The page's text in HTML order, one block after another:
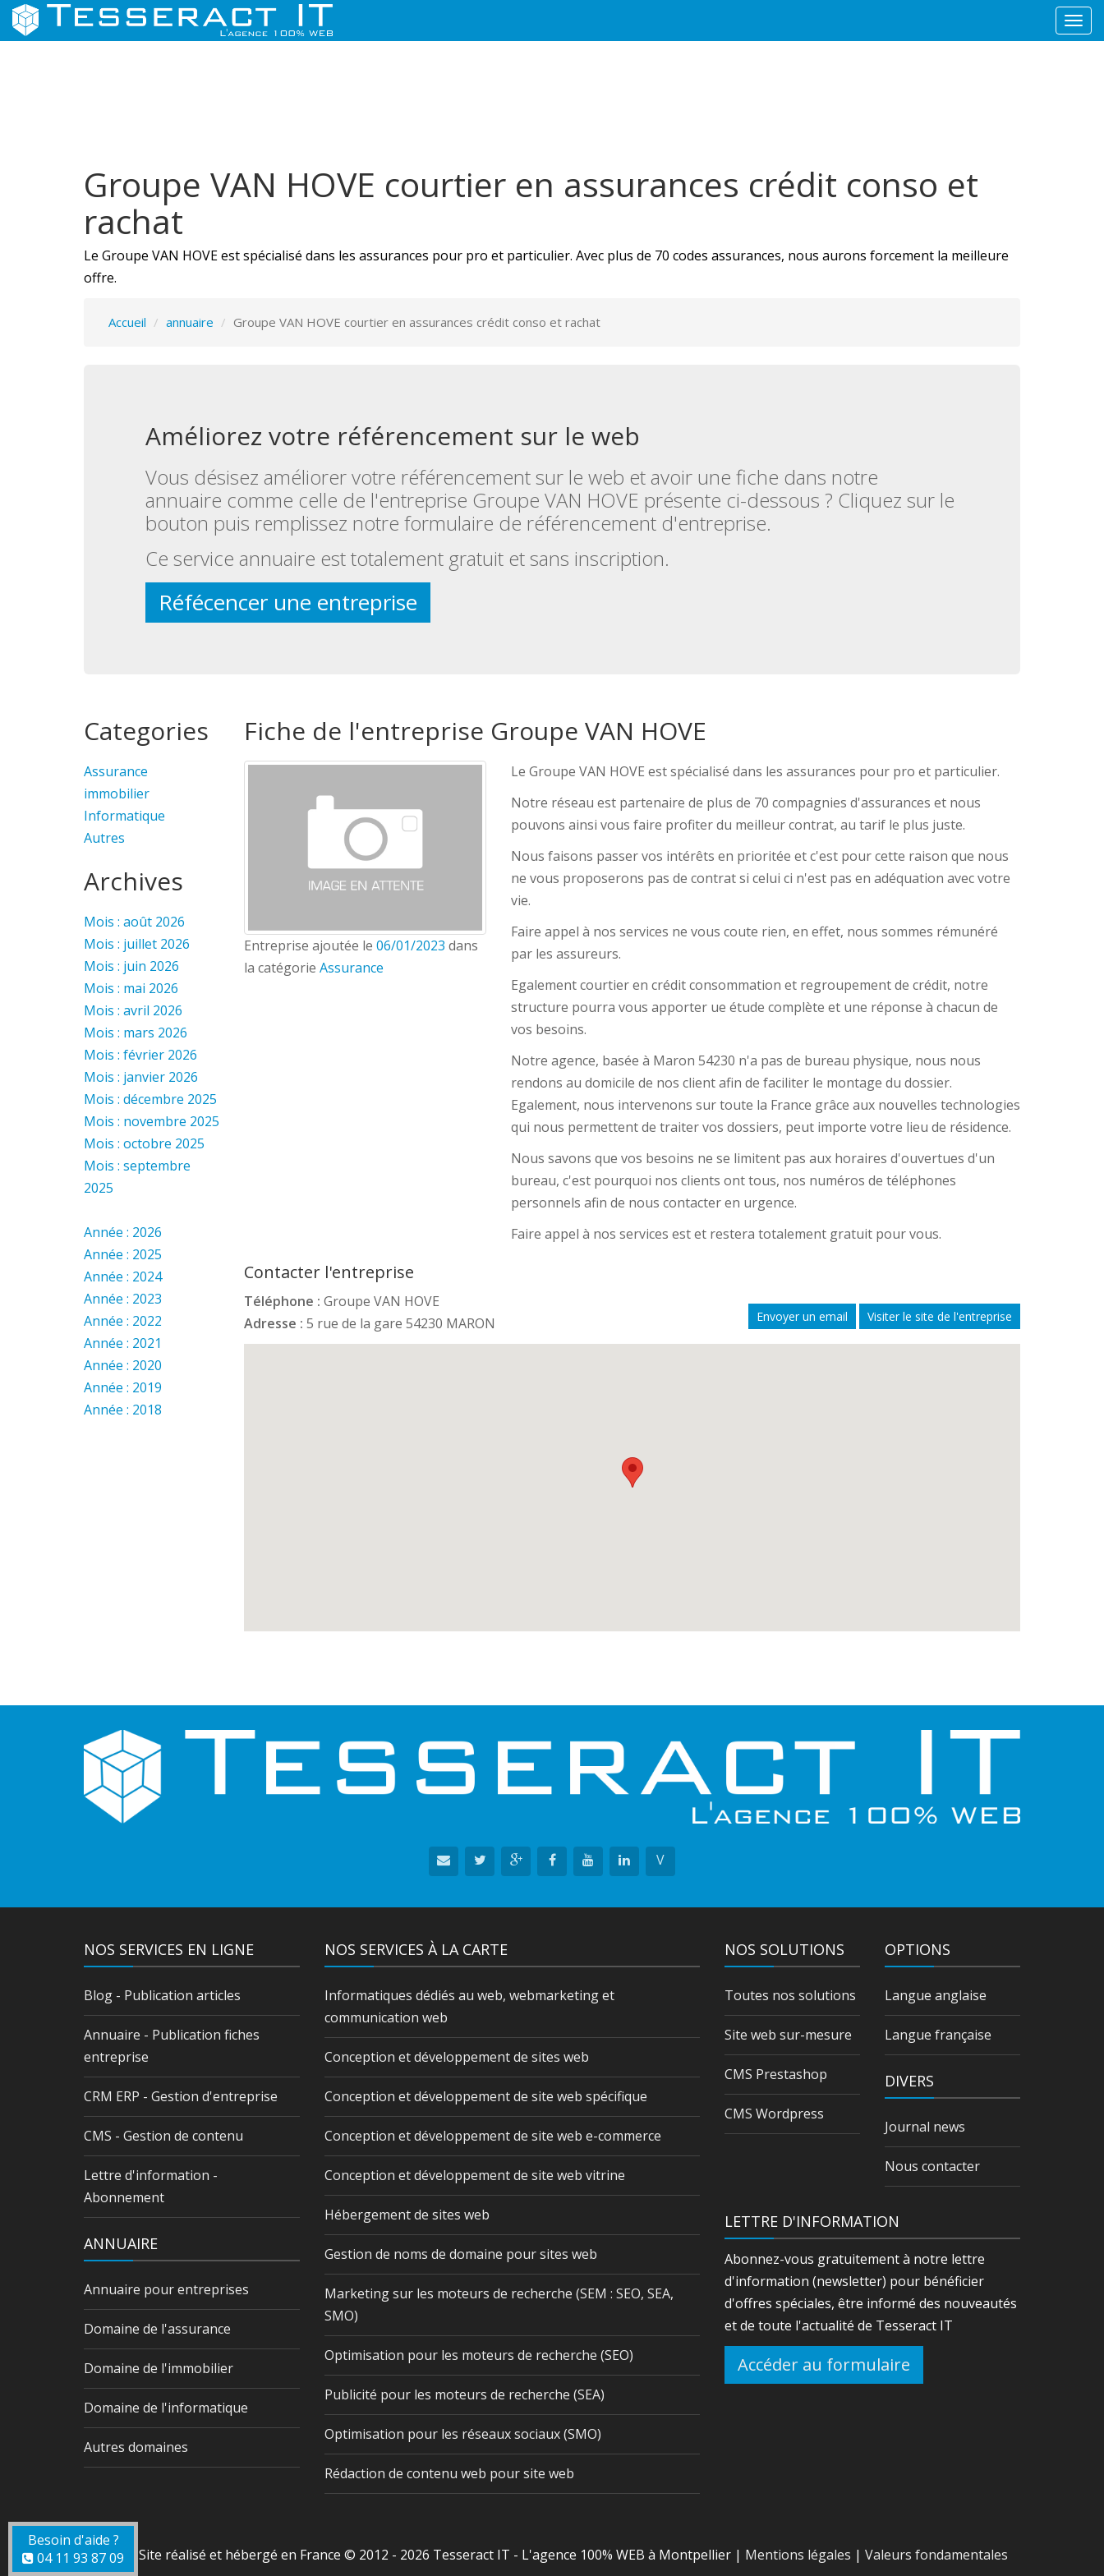
Groupe VAN HOVE courtier en assurances crédit conso et
rachat
Le Groupe VAN HOVE est spécialisé dans les assurances pour pro et particulier. Avec plus de 70 codes assurances, nous aurons forcement la meilleure
offre.
Accueil annuaire Groupe VAN HOVE courtier en assurances crédit conso et rachat
Améliorez votre référencement sur le web
Vous désisez améliorer votre référencement sur le web et avoir une fiche dans notre
annuaire comme celle de l'entreprise Groupe VAN HOVE présente ci-dessous ? Cliquez sur le
bouton puis remplissez notre formulaire de référencement d'entreprise.
Ce service annuaire est totalement gratuit et sans inscription.
Réfécencer une entreprise
Categories
Assurance
immobilier
Informatique
Autres
Archives
Mois : août 2026
Mois : juillet 2026
Mois : juin 2026
Mois : mai 2026
Mois : avril 2026
Mois : mars 2026
Mois : février 2026
Mois : janvier 2026
Mois : décembre 2025
Mois : novembre 2025
Mois : octobre 2025
Mois : septembre
2025
Année : 2026
Année : 2025
Année : 2024
Année : 2023
Année : 2022
Année : 2021
Année : 2020
Année : 2019
Année : 2018
Fiche de l'entreprise Groupe VAN HOVE
Entreprise ajoutée le 06/01/2023 dans
la catégorie Assurance
Le Groupe VAN HOVE est spécialisé dans les assurances pour pro et particulier.
Notre réseau est partenaire de plus de 70 compagnies d'assurances et nous
pouvons ainsi vous faire profiter du meilleur contrat, au tarif le plus juste.
Nous faisons passer vos intérêts en prioritée et c'est pour cette raison que nous
ne vous proposerons pas de contrat si celui ci n'est pas en adéquation avec votre
vie.
Faire appel à nos services ne vous coute rien, en effet, nous sommes rémunéré
par les assureurs.
Egalement courtier en crédit consommation et regroupement de crédit, notre
structure pourra vous apporter ue étude complète et une réponse à chacun de
vos besoins.
Notre agence, basée à Maron 54230 n'a pas de bureau physique, nous nous
rendons au domicile de nos client afin de faciliter le montage du dossier.
Egalement, nous intervenons sur toute la France grâce aux nouvelles technologies
qui nous permettent de traiter vos dossiers, peut importe votre lieu de résidence.
Nous savons que vos besoins ne se limitent pas aux horaires d'ouvertues d'un
bureau, c'est pourquoi nos clients ont tous, nos numéros de téléphones
personnels afin de nous contacter en urgence.
Faire appel à nos services est et restera totalement gratuit pour vous.
Contacter l'entreprise
Téléphone : Groupe VAN HOVE
Adresse : 5 rue de la gare 54230 MARON Envoyer un email Visiter le site de l'entreprise
V
NOS SERVICES EN LIGNE
Blog - Publication articles
Annuaire - Publication fiches
entreprise
CRM ERP - Gestion d'entreprise
CMS - Gestion de contenu
Lettre d'information -
Abonnement
ANNUAIRE
Annuaire pour entreprises
Domaine de l'assurance
Domaine de l'immobilier
Domaine de l'informatique
Autres domaines
NOS SERVICES À LA CARTE
Informatiques dédiés au web, webmarketing et
communication web
Conception et développement de sites web
Conception et développement de site web spécifique
Conception et développement de site web e-commerce
Conception et développement de site web vitrine
Hébergement de sites web
Gestion de noms de domaine pour sites web
Marketing sur les moteurs de recherche (SEM : SEO, SEA,
SMO)
Optimisation pour les moteurs de recherche (SEO)
Publicité pour les moteurs de recherche (SEA)
Optimisation pour les réseaux sociaux (SMO)
Rédaction de contenu web pour site web
NOS SOLUTIONS
Toutes nos solutions
Site web sur-mesure
CMS Prestashop
CMS Wordpress
OPTIONS
Langue anglaise
Langue française
DIVERS
Journal news
Nous contacter
LETTRE D'INFORMATION
Abonnez-vous gratuitement à notre lettre
d'information (newsletter) pour bénéficier
d'offres spéciales, être informé des nouveautés
et de toute l'actualité de Tesseract IT
Accéder au formulaire
Site réalisé et hébergé en France © 2012 - 2026 Tesseract IT - L'agence 100% WEB à Montpellier | Mentions légales | Valeurs fondamentales
Besoin d'aide ?
04 11 93 87 09